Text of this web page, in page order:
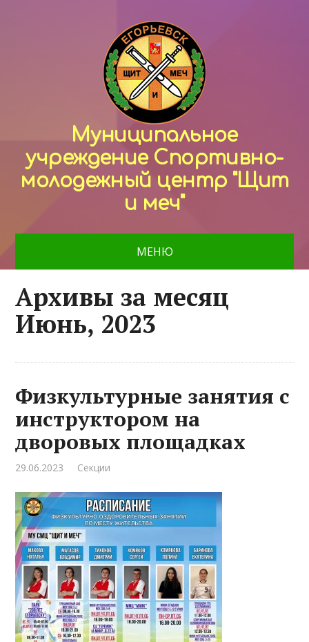
Муниципальное
учреждение Спортивно-
молодежный центр "Щит
и меч"
МЕНЮ
Архивы за месяц
Июнь, 2023
Физкультурные занятия с
инструктором на
дворовых площадках
29.06.2023 Секции